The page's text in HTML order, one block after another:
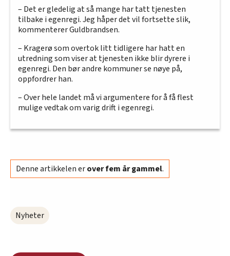
– Det er gledelig at så mange har tatt tjenesten
tilbake i egenregi. Jeg håper det vil fortsette slik,
kommenterer Guldbrandsen.
– Kragerø som overtok litt tidligere har hatt en
utredning som viser at tjenesten ikke blir dyrere i
egenregi. Den bør andre kommuner se nøye på,
oppfordrer han.
– Over hele landet må vi argumentere for å få flest
mulige vedtak om varig drift i egenregi.
Denne artikkelen erover fem år gammel.
Nyheter